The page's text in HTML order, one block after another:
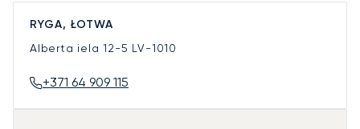
RYGA, ŁOTWA
Alberta iela 12-5 LV-1010
+371 64 909 115